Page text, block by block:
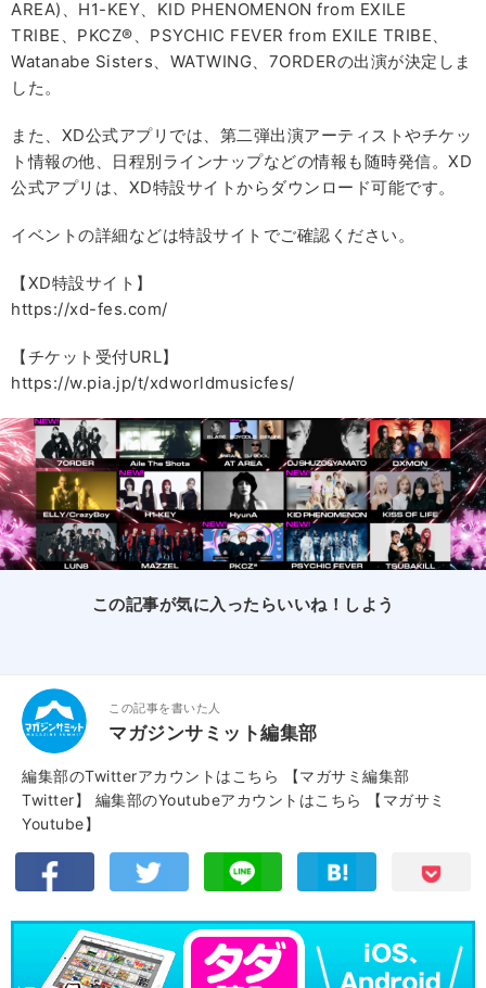
AREA)、H1-KEY、KID PHENOMENON from EXILE
TRIBE、PKCZ®、PSYCHIC FEVER from EXILE TRIBE、
Watanabe Sisters、WATWING、7ORDERの出演が決定しま
した。
また、XD公式アプリでは、第二弾出演アーティストやチケッ
ト情報の他、日程別ラインナップなどの情報も随時発信。XD
公式アプリは、XD特設サイトからダウンロード可能です。
イベントの詳細などは特設サイトでご確認ください。
【XD特設サイト】
https://xd-fes.com/
【チケット受付URL】
https://w.pia.jp/t/xdworldmusicfes/
この記事が気に入ったらいいね！しよう
この記事を書いた人
マガジンサミット編集部
編集部のTwitterアカウントはこちら
【マガサミ編集部
Twitter】
編集部のYoutubeアカウントはこちら
【マガサミ
Youtube】